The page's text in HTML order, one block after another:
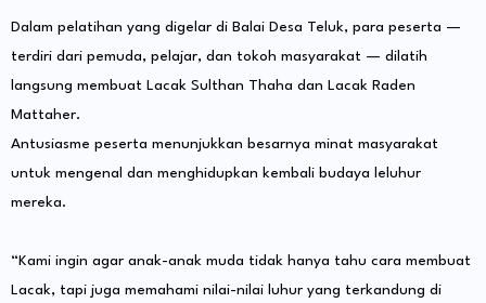
Dalam pelatihan yang digelar di Balai Desa Teluk, para peserta —
terdiri dari pemuda, pelajar, dan tokoh masyarakat — dilatih
langsung membuat Lacak Sulthan Thaha dan Lacak Raden
Mattaher.
Antusiasme peserta menunjukkan besarnya minat masyarakat
untuk mengenal dan menghidupkan kembali budaya leluhur
mereka.
“Kami ingin agar anak-anak muda tidak hanya tahu cara membuat
Lacak, tapi juga memahami nilai-nilai luhur yang terkandung di